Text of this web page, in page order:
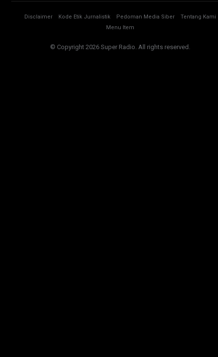
Disclaimer Kode Etik Jurnalistik Pedoman Media Siber
Tentang Kami
Menu Item
© Copyright 2026 Super Radio. All rights reserved.